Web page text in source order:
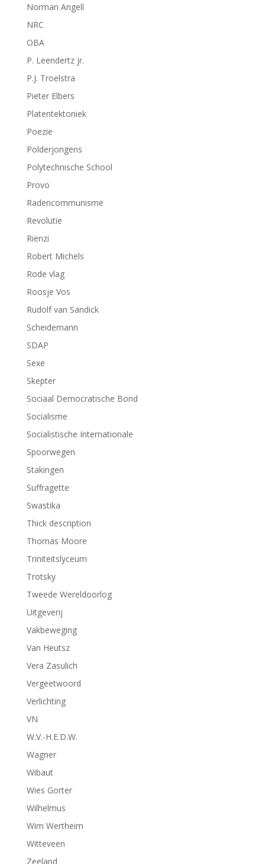
Norman Angell
NRC
OBA
P. Leendertz jr.
P.J. Troelstra
Pieter Elbers
Platentektoniek
Poezie
Polderjongens
Polytechnische School
Provo
Radencommunisme
Revolutie
Rienzi
Robert Michels
Rode vlag
Roosje Vos
Rudolf van Sandick
Scheidemann
SDAP
Sexe
Skepter
Sociaal Democratische Bond
Socialisme
Socialistische Internationale
Spoorwegen
Stakingen
Suffragette
Swastika
Thick description
Thomas Moore
Triniteitslyceum
Trotsky
Tweede Wereldoorlog
Uitgeverij
Vakbeweging
Van Heutsz
Vera Zasulich
Vergeetwoord
Verlichting
VN
W.V.-H.E.D.W.
Wagner
Wibaut
Wies Gorter
Wilhelmus
Wim Wertheim
Witteveen
Zeeland